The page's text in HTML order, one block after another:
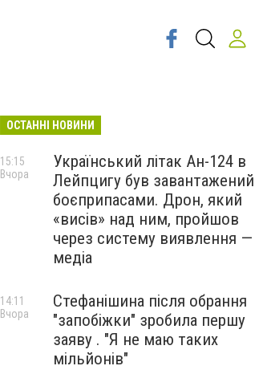
ОСТАННІ НОВИНИ
Український літак Ан-124 в
Лейпцигу був завантажений
боєприпасами. Дрон, який
«висів» над ним, пройшов
через систему виявлення —
медіа
15:15
Вчора
Стефанішина після обрання
"запобіжки" зробила першу
заяву . "Я не маю таких
мільйонів"
14:11
Вчора